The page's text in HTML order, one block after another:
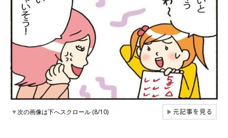
▼次の画像は下へスクロール (8/10) ▶元記事を見る